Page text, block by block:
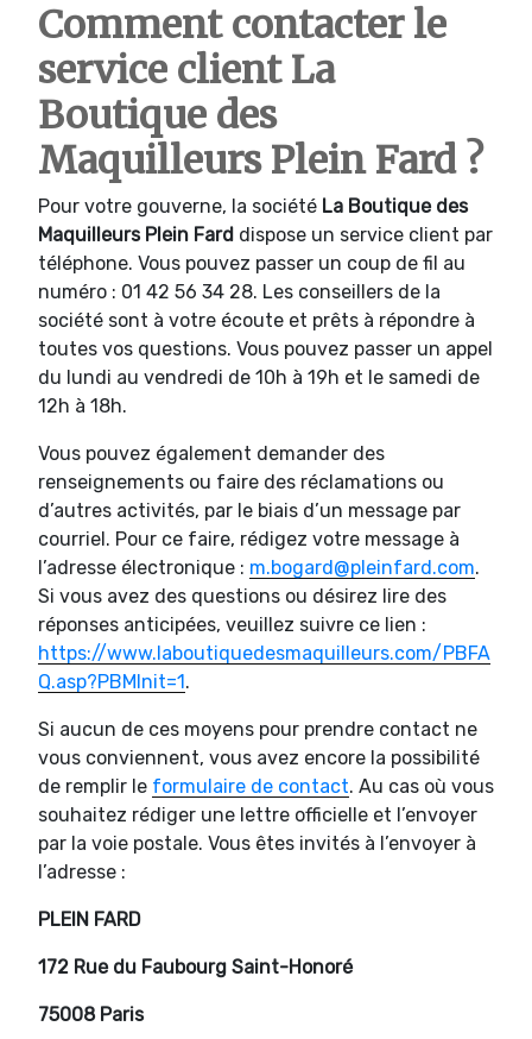
Comment contacter le
service client La
Boutique des
Maquilleurs Plein Fard ?
Pour votre gouverne, la société La Boutique des
Maquilleurs Plein Fard dispose un service client par
téléphone. Vous pouvez passer un coup de fil au
numéro : 01 42 56 34 28. Les conseillers de la
société sont à votre écoute et prêts à répondre à
toutes vos questions. Vous pouvez passer un appel
du lundi au vendredi de 10h à 19h et le samedi de
12h à 18h.
Vous pouvez également demander des
renseignements ou faire des réclamations ou
d’autres activités, par le biais d’un message par
courriel. Pour ce faire, rédigez votre message à
l’adresse électronique : m.bogard@pleinfard.com.
Si vous avez des questions ou désirez lire des
réponses anticipées, veuillez suivre ce lien :
https://www.laboutiquedesmaquilleurs.com/PBFA
Q.asp?PBMInit=1.
Si aucun de ces moyens pour prendre contact ne
vous conviennent, vous avez encore la possibilité
de remplir le formulaire de contact. Au cas où vous
souhaitez rédiger une lettre officielle et l’envoyer
par la voie postale. Vous êtes invités à l’envoyer à
l’adresse :
PLEIN FARD
172 Rue du Faubourg Saint-Honoré
75008 Paris